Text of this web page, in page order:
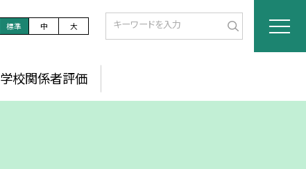
標準 中 大
学校関係者評価